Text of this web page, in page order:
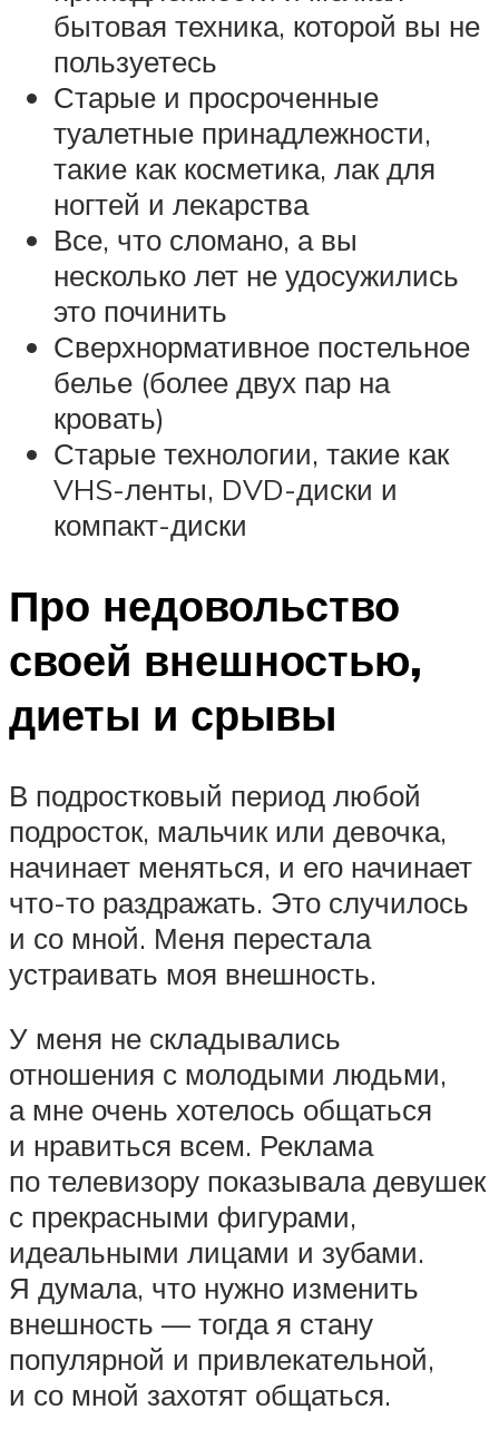
бытовая техника, которой вы не
пользуетесь
Старые и просроченные
туалетные принадлежности,
такие как косметика, лак для
ногтей и лекарства
Все, что сломано, а вы
несколько лет не удосужились
это починить
Сверхнормативное постельное
белье (более двух пар на
кровать)
Старые технологии, такие как
VHS-ленты, DVD-диски и
компакт-диски
Про недовольство
своей внешностью,
диеты и срывы
В подростковый период любой
подросток, мальчик или девочка,
начинает меняться, и его начинает
что-то раздражать. Это случилось
и со мной. Меня перестала
устраивать моя внешность.
У меня не складывались
отношения с молодыми людьми,
а мне очень хотелось общаться
и нравиться всем. Реклама
по телевизору показывала девушек
с прекрасными фигурами,
идеальными лицами и зубами.
Я думала, что нужно изменить
внешность — тогда я стану
популярной и привлекательной,
и со мной захотят общаться.